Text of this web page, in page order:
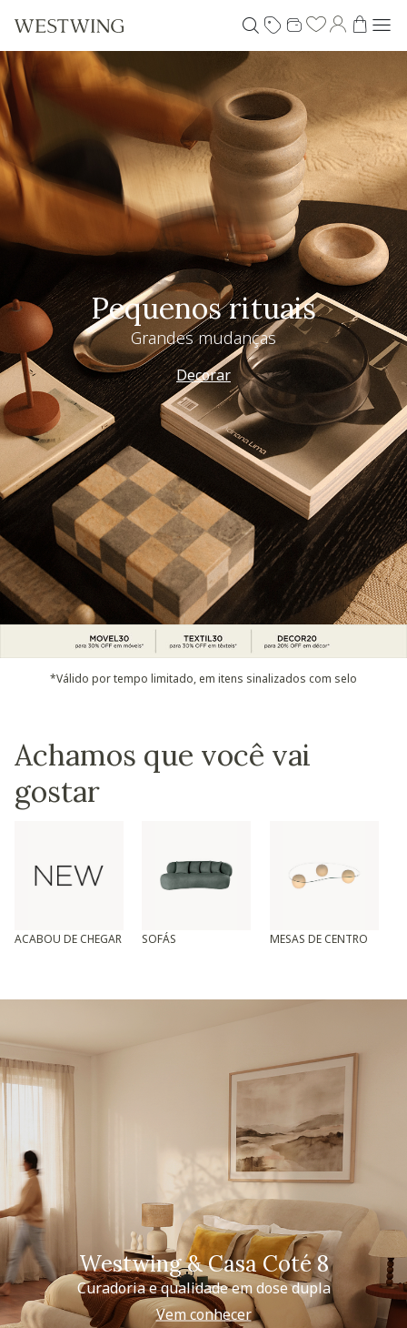
Pequenos rituais
Grandes mudanças
Decorar
*Válido por tempo limitado, em itens sinalizados com selo
Achamos que você vai
gostar
ACABOU DE CHEGAR SOFÁS MESAS DE CENTRO
Westwing & Casa Coté 8
Curadoria e qualidade em dose dupla
Vem conhecer